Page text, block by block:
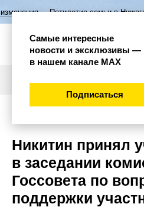
семьи в Нижегородской области
Никитин принял
в заседании
Госсовета по
поддержки
Самые интересные
новости и эксклюзивы —
в нашем канале МАХ
Подписаться